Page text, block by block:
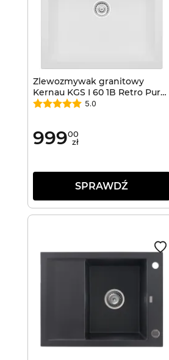
Zlewozmywak granitowy
Kernau KGS I 60 1B Retro Pure
White
5.0
99900
zł
SPRAWDŹ